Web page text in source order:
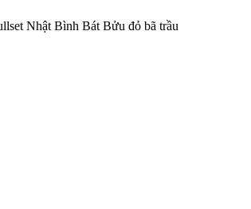
Nhật Bình Bát Bửu đỏ bã trầu